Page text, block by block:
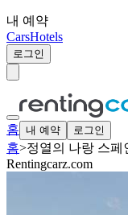
내 예약
CarsHotels
로그인
홈 내 예약 로그인
홈>정열의 나랑 스페
Rentingcarz.com